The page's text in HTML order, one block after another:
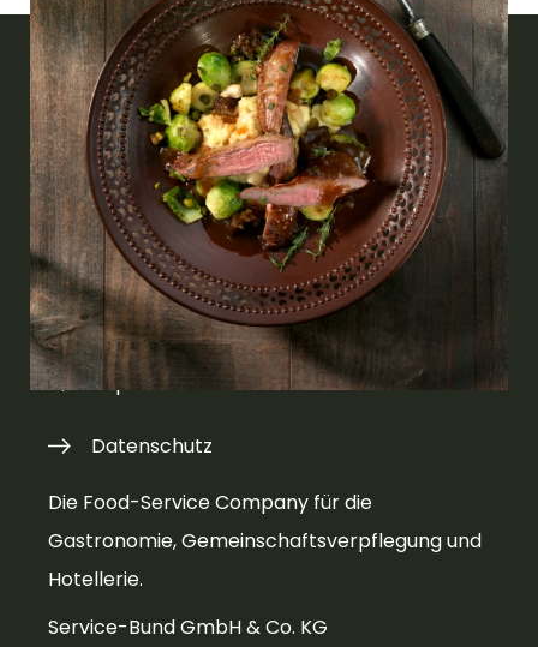
Die Food-Service Company für die
Gastronomie, Gemeinschaftsverpflegung und
Hotellerie.
Service-Bund GmbH & Co. KG
Kontakt
Presse
Teilnahmebedingungen
Teilnahmebedingungen Social Media
Impressum
Datenschutz